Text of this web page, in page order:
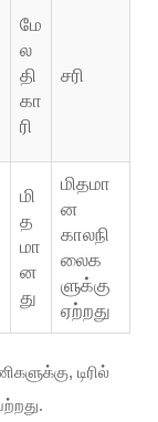
மே
ல
தி
கா
ரி
சரி
மி
த
மா
ன
து
மிதமா
ன
காலநி
லைக
ளுக்கு
ஏற்றது
டிரில்